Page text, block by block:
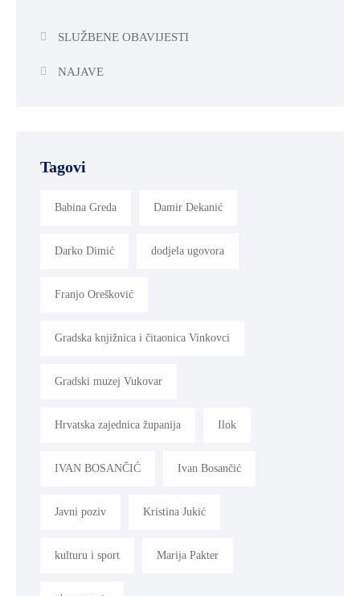
SLUŽBENE OBAVIJESTI
NAJAVE
Tagovi
Babina Greda Damir Dekanić
Darko Dimić dodjela ugovora
Franjo Orešković
Gradska knjižnica i čitaonica Vinkovci
Gradski muzej Vukovar
Hrvatska zajednica županija Ilok
IVAN BOSANČIĆ Ivan Bosančić
Javni poziv Kristina Jukić
kulturu i sport Marija Pakter